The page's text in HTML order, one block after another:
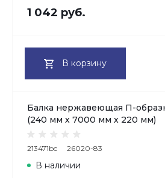
1 042 руб.
В корзину
Балка нержавеющая П-
(240 мм х 7000 мм х 220 мм)
213471bc 26020-83
В наличии